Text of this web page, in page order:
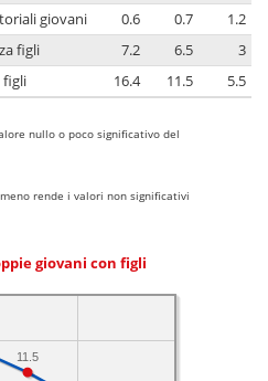
giovani
0.6 0.7
1.2
figli
7.2 6.5
3
figli
16.4 11.5 5.5
nullo o poco significativo del
rende i valori non significativi
giovani con figli
11.5